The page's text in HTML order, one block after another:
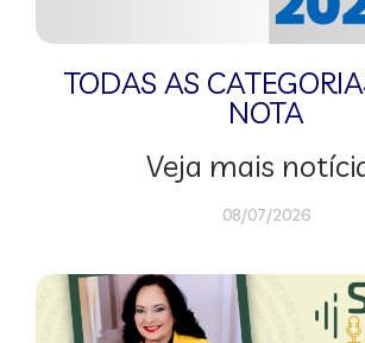
TODAS AS
NOTA
Veja mais
08/07/2026